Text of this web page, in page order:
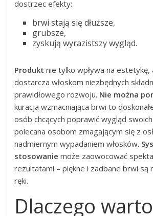
dostrzec efekty:
brwi stają się dłuższe,
grubsze,
zyskują wyrazistszy wygląd.
Produkt nie tylko wpływa na estetykę,
dostarcza włoskom niezbędnych
prawidłowego rozwoju. Nie można
kuracja wzmacniająca brwi to
osób chcących poprawić wygląd
polecana osobom zmagającym się z
nadmiernym wypadaniem włosków.
stosowanie może zaowocować
rezultatami – piękne i zadbane brwi są
ręki.
Dlaczego warto